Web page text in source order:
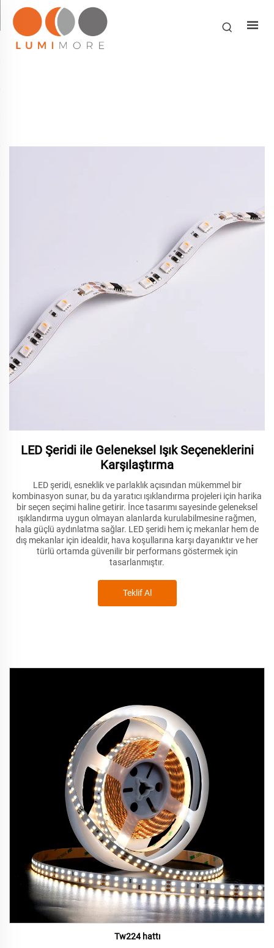
LED Şeridi ile Geleneksel Işık Seçeneklerini
Karşılaştırma
LED şeridi, esneklik ve parlaklık açısından mükemmel bir
kombinasyon sunar, bu da yaratıcı ışıklandırma projeleri için harika
bir seçen seçimi haline getirir. İnce tasarımı sayesinde geleneksel
ışıklandırma uygun olmayan alanlarda kurulabilmesine rağmen,
hala güçlü aydınlatma sağlar. LED şeridi hem iç mekanlar hem de
dış mekanlar için idealdir, hava koşullarına karşı dayanıktır ve her
türlü ortamda güvenilir bir performans göstermek için
tasarlanmıştır.
Teklif Al
Tw224 hattı